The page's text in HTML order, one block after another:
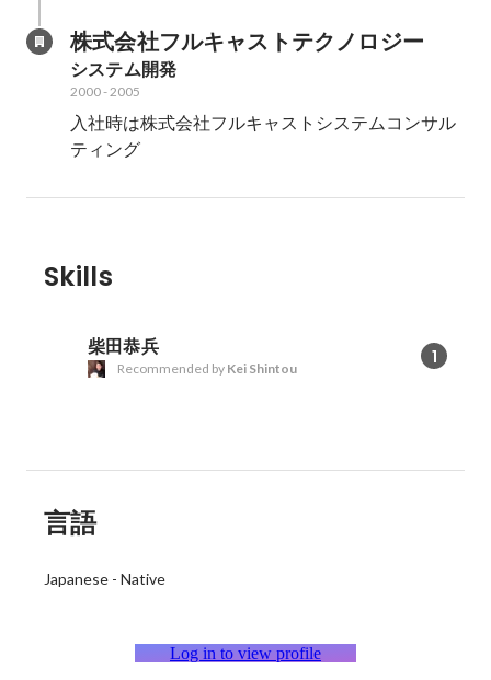
株式会社フルキャストテクノロジー
システム開発
2000-2005
入社時は株式会社フルキャストシステムコンサル
ティング
Skills
柴田恭兵 1
Recommended by Kei Shintou
言語
Japanese - Native
Log in to view profile